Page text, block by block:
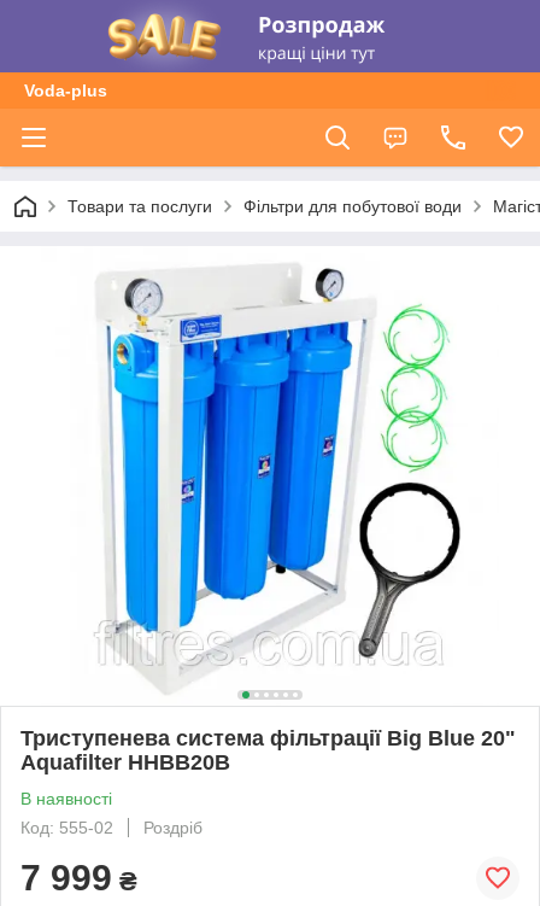
Voda-plus
Товари та послуги Фільтри для побутової води
Триступенева система фільтрації Big Blue 20"
Aquafilter HHBB20B
В наявності
Код: 555-02
Роздріб
7 999 ₴